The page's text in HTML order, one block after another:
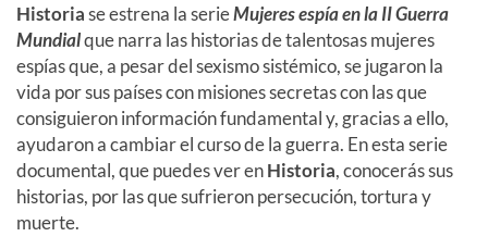
Historiase estrena la serieMujeres espía en la II Guerra
Mundialque narra las historias de talentosas mujeres
espías que, a pesar del sexismo sistémico, se jugaron la
vida por sus países con misiones secretas con las que
consiguieron información fundamental y, gracias a ello,
ayudaron a cambiar el curso de la guerra. En esta serie
documental, que puedes ver enHistoria, conocerás sus
historias, por las que sufrieron persecución, tortura y
muerte.